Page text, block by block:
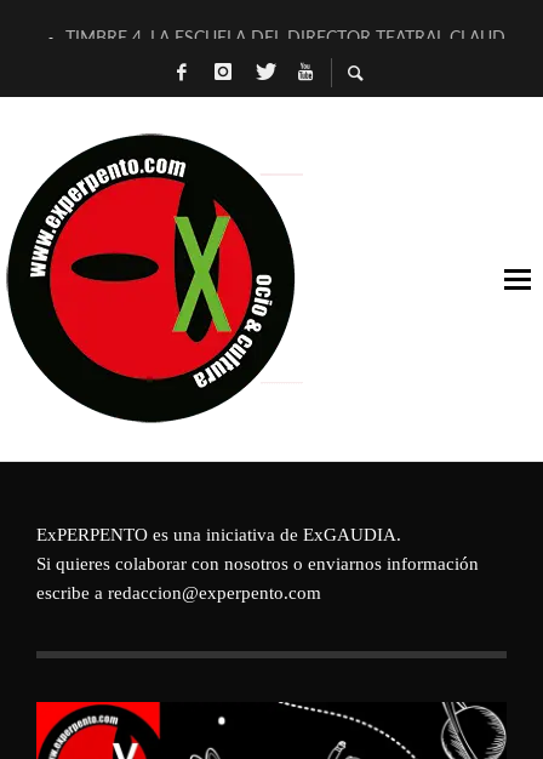
TIMBRE 4, LA ESCUELA DEL DIRECTOR TEATRAL CLAUDIO
30 AÑOS (NO ES NADA) DE LA KATARSIS DEL TOMATAZO
D’BALDOMEROS REINVENTAN [BITÁCORA 3.0] EN EXVITA
MARSHALL FLASH PRESENTA EN EXVITA [RELATIVA
JOFRE BARDAGÍ EN EXVITA INTERPRETANDO A SERRAT
YORCH PRESENTA [CURSO DE ARMONÍA PERSECUTORIA]
MAGALÍ SARE NOS EXPLICA [DESCASADA]
«NO TENGO PUTOS SUEÑOS»
ExPERPENTO es una iniciativa de ExGAUDIA.
Si quieres colaborar con nosotros o enviarnos información
escribe a redaccion@experpento.com